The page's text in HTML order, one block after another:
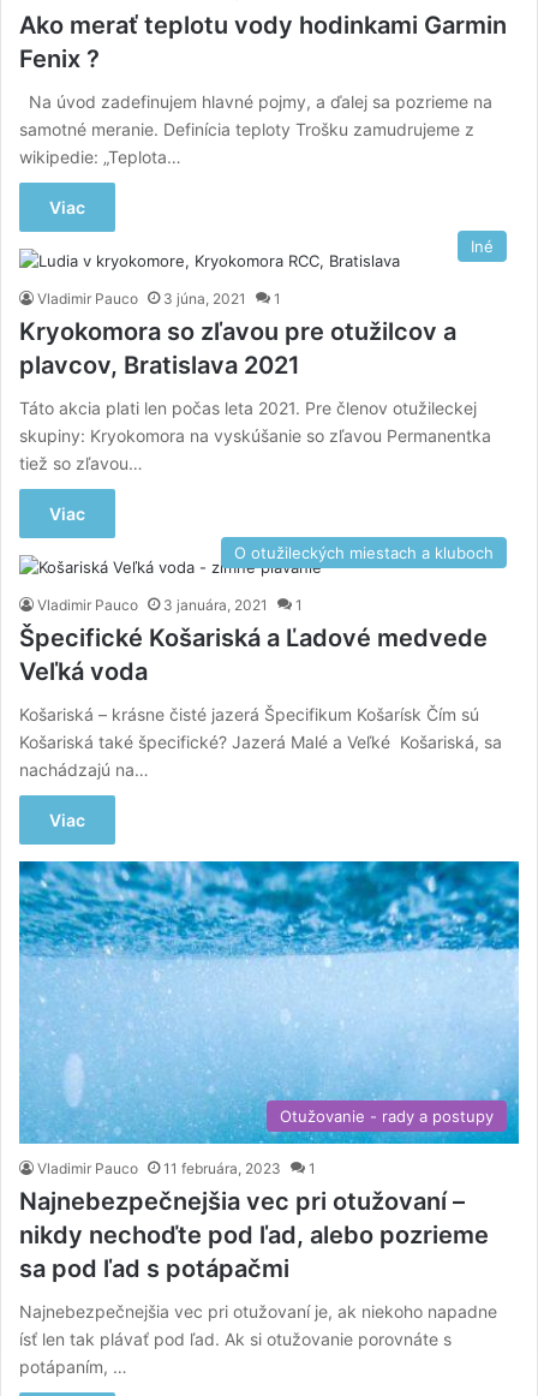
Ako merať teplotu vody hodinkami Garmin
Fenix ?
Na úvod zadefinujem hlavné pojmy, a ďalej sa pozrieme na
samotné meranie. Definícia teploty Trošku zamudrujeme z
wikipedie: „Teplota…
Viac
Iné
Vladimir Pauco 3 júna, 2021 1
Kryokomora so zľavou pre otužilcov a
plavcov, Bratislava 2021
Táto akcia plati len počas leta 2021. Pre členov otužileckej
skupiny: Kryokomora na vyskúšanie so zľavou Permanentka
tiež so zľavou…
Viac
O otužileckých miestach a kluboch
Vladimir Pauco 3 januára, 2021 1
Špecifické Košariská a Ľadové medvede
Veľká voda
Košariská – krásne čisté jazerá Špecifikum Košarísk Čím sú
Košariská také špecifické? Jazerá Malé a Veľké Košariská, sa
nachádzajú na…
Viac
Otužovanie - rady a postupy
Vladimir Pauco 11 februára, 2023 1
Najnebezpečnejšia vec pri otužovaní –
nikdy nechoďte pod ľad, alebo pozrieme
sa pod ľad s potápačmi
Najnebezpečnejšia vec pri otužovaní je, ak niekoho napadne
ísť len tak plávať pod ľad. Ak si otužovanie porovnáte s
potápaním, …